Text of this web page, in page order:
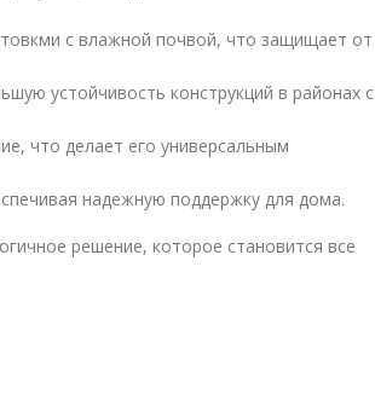
с влажной почвой, что защищает от
устойчивость конструкций в районах с
что делает его универсальным
надежную поддержку для дома.
решение, которое становится все